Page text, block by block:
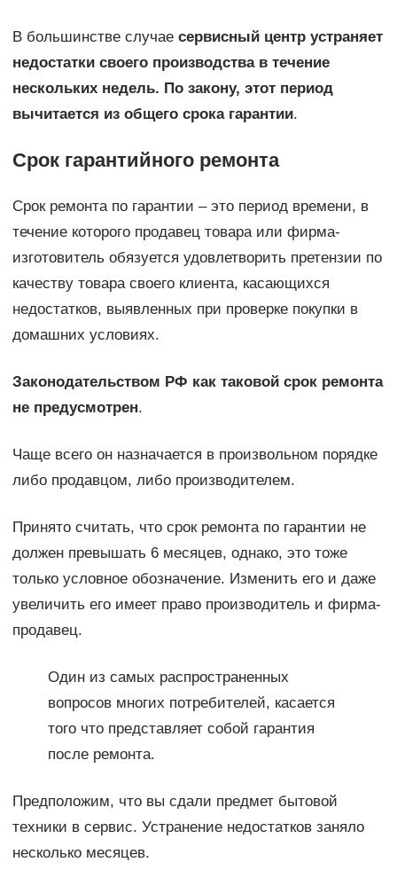
В большинстве случае сервисный центр устраняет
недостатки своего производства в течение
нескольких недель. По закону, этот период
вычитается из общего срока гарантии.
Срок гарантийного ремонта
Срок ремонта по гарантии – это период времени, в
течение которого продавец товара или фирма-
изготовитель обязуется удовлетворить претензии по
качеству товара своего клиента, касающихся
недостатков, выявленных при проверке покупки в
домашних условиях.
Законодательством РФ как таковой срок ремонта
не предусмотрен.
Чаще всего он назначается в произвольном порядке
либо продавцом, либо производителем.
Принято считать, что срок ремонта по гарантии не
должен превышать 6 месяцев, однако, это тоже
только условное обозначение. Изменить его и даже
увеличить его имеет право производитель и фирма-
продавец.
Один из самых распространенных
вопросов многих потребителей, касается
того что представляет собой гарантия
после ремонта.
Предположим, что вы сдали предмет бытовой
техники в сервис. Устранение недостатков заняло
несколько месяцев.